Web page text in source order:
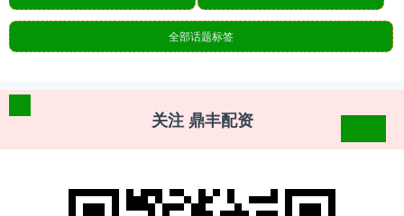
全部话题标签
关注 鼎丰配资